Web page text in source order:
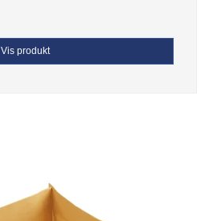
Vis produkt